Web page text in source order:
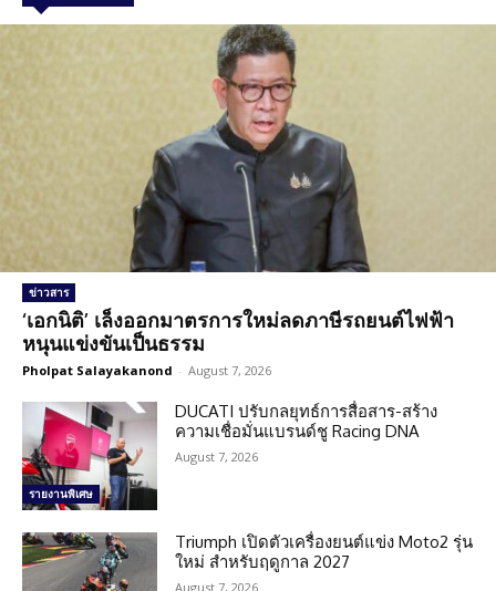
ข่าวสาร
‘เอกนิติ’ เล็งออกมาตรการใหม่ลดภาษีรถยนต์ไฟฟ้า
หนุนแข่งขันเป็นธรรม
Pholpat Salayakanond - August 7, 2026
รายงานพิเศษ
DUCATI ปรับกลยุทธ์การสื่อสาร-สร้าง
ความเชื่อมั่นแบรนด์ชู Racing DNA
August 7, 2026
Triumph เปิดตัวเครื่องยนต์แข่ง Moto2 รุ่น
ใหม่ สำหรับฤดูกาล 2027
August 7, 2026